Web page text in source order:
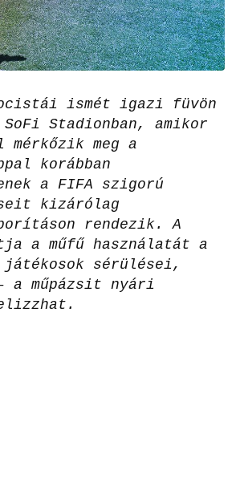
ismét igazi füvön
Stadionban, amikor
mérkőzik meg a
korábban
a FIFA szigorú
kizárólag
rendezik. A
a műfű használatát a
játékosok sérülései,
a műpázsit nyári